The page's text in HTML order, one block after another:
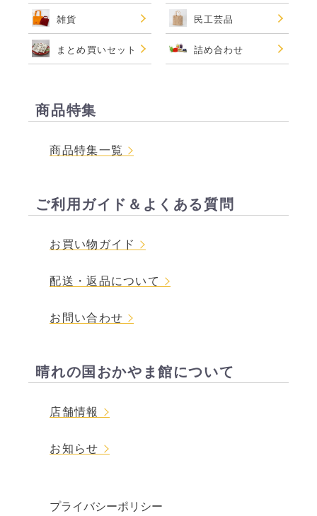
雑貨 民工芸品
まとめ買いセット 詰め合わせ
商品特集
商品特集一覧
ご利用ガイド＆よくある質問
お買い物ガイド
配送・返品について
お問い合わせ
晴れの国おかやま館について
店舗情報
お知らせ
プライバシーポリシー